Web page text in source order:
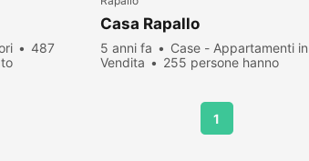
487
Casa Rapallo
5 anni fa
Case - Appartamenti in
Vendita
255 persone hanno
1